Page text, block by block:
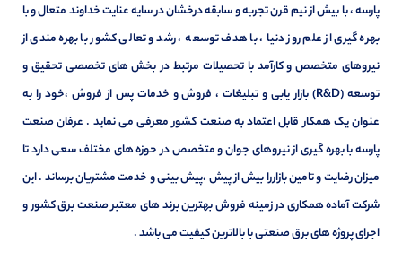
پارسه ، با بیش از نیم قرن تجربه و سابقه درخشان در سایه عنایت خداوند متعال و با
بهره گیری از علم روز دنیا ، با هدف توسعه ، رشد و تعالی کشور با بهره مندی از
نیروهای متخصص و کارآمد با تحصیلات مرتبط در بخش های تخصصی تحقیق و
توسعه (R&D) بازار یابی و تبلیغات ، فروش و خدمات پس از فروش ،خود را به
عنوان یک همکار قابل اعتماد به صنعت کشور معرفی می نماید . عرفان صنعت
پارسه با بهره گیری از نیروهای جوان و متخصص در حوزه های مختلف سعی دارد تا
میزان رضایت و تامین بازاررا بیش از پیش ،پیش بینی و خدمت مشتریان برساند . این
شرکت آماده همکاری در زمینه فروش بهترین برند های معتبر صنعت برق کشور و
اجرای پروژه های برق صنعتی با بالاترین کیفیت می باشد .